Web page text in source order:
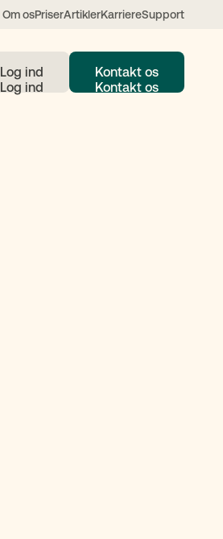
Om osPriserArtiklerKarriereSupport
Log ind Kontakt os